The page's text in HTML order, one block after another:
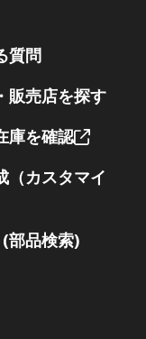
質問
販売店を探す
庫を確認
（カスタマイ
部品検索)